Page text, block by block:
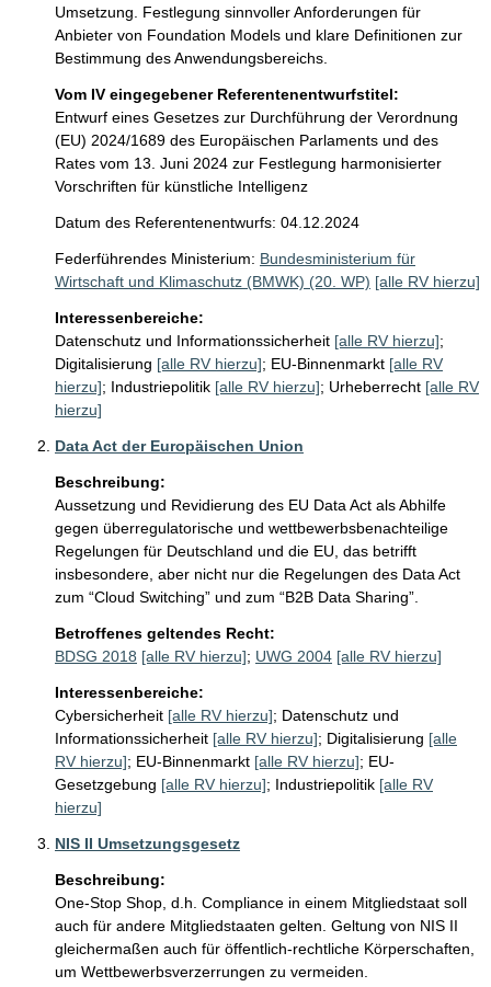
Umsetzung. Festlegung sinnvoller Anforderungen für
Anbieter von Foundation Models und klare Definitionen zur
Bestimmung des Anwendungsbereichs.
Vom IV eingegebener Referentenentwurfstitel:
Entwurf eines Gesetzes zur Durchführung der Verordnung
(EU) 2024/1689 des Europäischen Parlaments und des
Rates vom 13. Juni 2024 zur Festlegung harmonisierter
Vorschriften für künstliche Intelligenz
Datum des Referentenentwurfs: 04.12.2024
Federführendes Ministerium: Bundesministerium für
Wirtschaft und Klimaschutz (BMWK) (20. WP) [alle RV hierzu]
Interessenbereiche:
Datenschutz und Informationssicherheit [alle RV hierzu];
Digitalisierung [alle RV hierzu]; EU-Binnenmarkt [alle RV
hierzu]; Industriepolitik [alle RV hierzu]; Urheberrecht [alle RV
hierzu]
Data Act der Europäischen Union
Beschreibung:
Aussetzung und Revidierung des EU Data Act als Abhilfe
gegen überregulatorische und wettbewerbsbenachteilige
Regelungen für Deutschland und die EU, das betrifft
insbesondere, aber nicht nur die Regelungen des Data Act
zum “Cloud Switching” und zum “B2B Data Sharing”.
Betroffenes geltendes Recht:
BDSG 2018 [alle RV hierzu]; UWG 2004 [alle RV hierzu]
Interessenbereiche:
Cybersicherheit [alle RV hierzu]; Datenschutz und
Informationssicherheit [alle RV hierzu]; Digitalisierung [alle
RV hierzu]; EU-Binnenmarkt [alle RV hierzu]; EU-
Gesetzgebung [alle RV hierzu]; Industriepolitik [alle RV
hierzu]
NIS II Umsetzungsgesetz
Beschreibung:
One-Stop Shop, d.h. Compliance in einem Mitgliedstaat soll
auch für andere Mitgliedstaaten gelten. Geltung von NIS II
gleichermaßen auch für öffentlich-rechtliche Körperschaften,
um Wettbewerbsverzerrungen zu vermeiden.